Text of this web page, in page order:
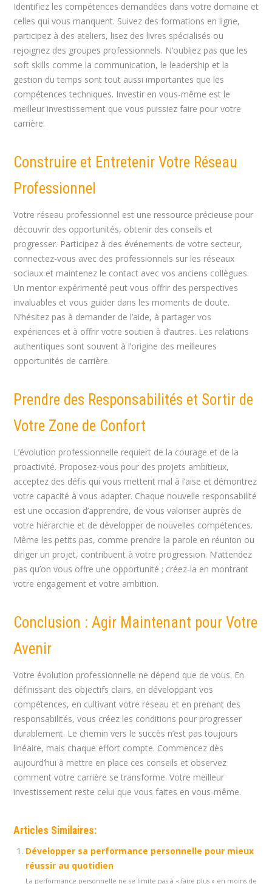
Identifiez les compétences demandées dans votre domaine et
celles qui vous manquent. Suivez des formations en ligne,
participez à des ateliers, lisez des livres spécialisés ou
rejoignez des groupes professionnels. N’oubliez pas que les
soft skills comme la communication, le leadership et la
gestion du temps sont tout aussi importantes que les
compétences techniques. Investir en vous-même est le
meilleur investissement que vous puissiez faire pour votre
carrière.
Construire et Entretenir Votre Réseau
Professionnel
Votre réseau professionnel est une ressource précieuse pour
découvrir des opportunités, obtenir des conseils et
progresser. Participez à des événements de votre secteur,
connectez-vous avec des professionnels sur les réseaux
sociaux et maintenez le contact avec vos anciens collègues.
Un mentor expérimenté peut vous offrir des perspectives
invaluables et vous guider dans les moments de doute.
N’hésitez pas à demander de l’aide, à partager vos
expériences et à offrir votre soutien à d’autres. Les relations
authentiques sont souvent à l’origine des meilleures
opportunités de carrière.
Prendre des Responsabilités et Sortir de
Votre Zone de Confort
L’évolution professionnelle requiert de la courage et de la
proactivité. Proposez-vous pour des projets ambitieux,
acceptez des défis qui vous mettent mal à l’aise et démontrez
votre capacité à vous adapter. Chaque nouvelle responsabilité
est une occasion d’apprendre, de vous valoriser auprès de
votre hiérarchie et de développer de nouvelles compétences.
Même les petits pas, comme prendre la parole en réunion ou
diriger un projet, contribuent à votre progression. N’attendez
pas qu’on vous offre une opportunité ; créez-la en montrant
votre engagement et votre ambition.
Conclusion : Agir Maintenant pour Votre
Avenir
Votre évolution professionnelle ne dépend que de vous. En
définissant des objectifs clairs, en développant vos
compétences, en cultivant votre réseau et en prenant des
responsabilités, vous créez les conditions pour progresser
durablement. Le chemin vers le succès n’est pas toujours
linéaire, mais chaque effort compte. Commencez dès
aujourd’hui à mettre en place ces conseils et observez
comment votre carrière se transforme. Votre meilleur
investissement reste celui que vous faites en vous-même.
Articles Similaires:
Développer sa performance personnelle pour mieux
réussir au quotidien
La performance personnelle ne se limite pas à « faire plus » en moins de